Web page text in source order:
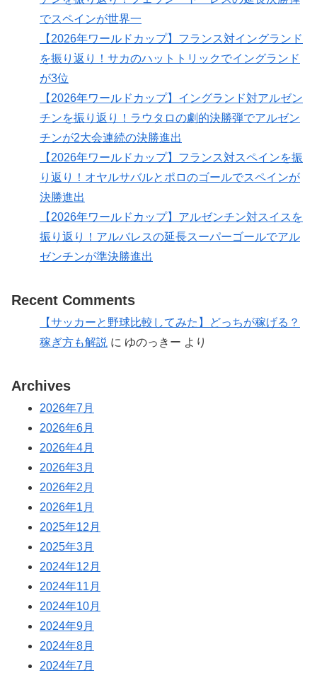
でスペインが世界一
【2026年ワールドカップ】フランス対イングランド
を振り返り！サカのハットトリックでイングランド
が3位
【2026年ワールドカップ】イングランド対アルゼン
チンを振り返り！ラウタロの劇的決勝弾でアルゼン
チンが2大会連続の決勝進出
【2026年ワールドカップ】フランス対スペインを振
り返り！オヤルサバルとポロのゴールでスペインが
決勝進出
【2026年ワールドカップ】アルゼンチン対スイスを
振り返り！アルバレスの延長スーパーゴールでアル
ゼンチンが準決勝進出
Recent Comments
【サッカーと野球比較してみた】どっちが稼げる？
稼ぎ方も解説 に ゆのっきー より
Archives
2026年7月
2026年6月
2026年4月
2026年3月
2026年2月
2026年1月
2025年12月
2025年3月
2024年12月
2024年11月
2024年10月
2024年9月
2024年8月
2024年7月